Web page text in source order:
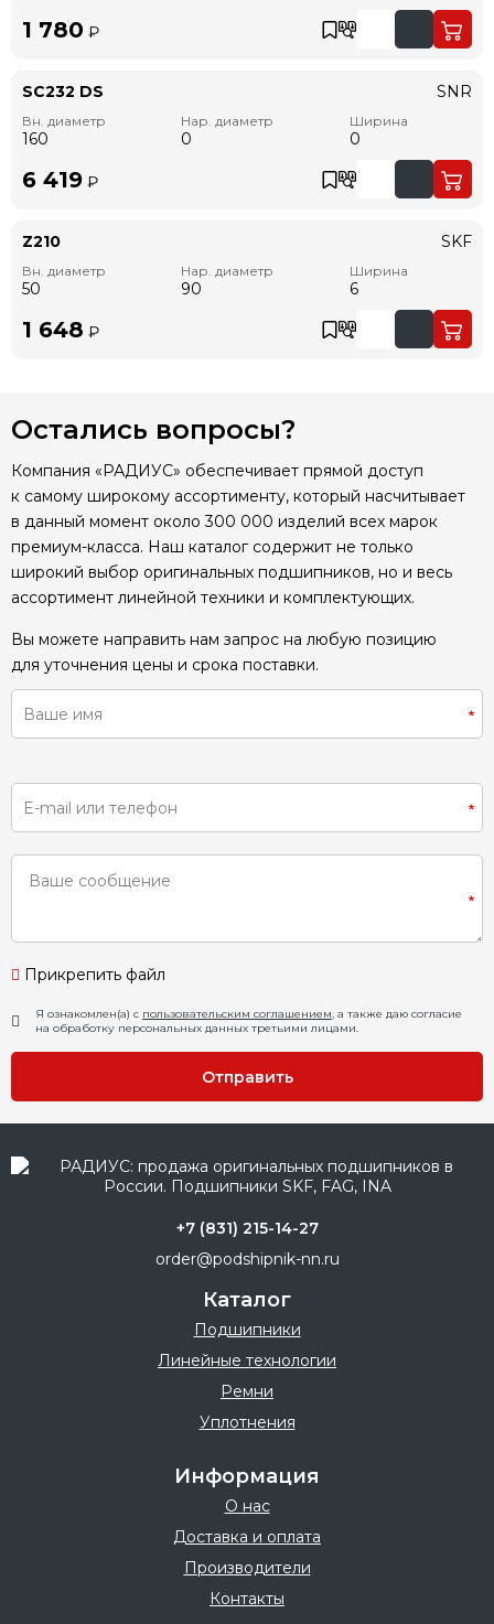
1 780 ₽
SC232 DS
Вн. диаметр
160
Нар. диаметр
0
Ширина
0
SNR
6 419 ₽
Z210
Вн. диаметр
50
Нар. диаметр
90
Ширина
6
SKF
1 648 ₽
Остались вопросы?
Компания «РАДИУС» обеспечивает прямой доступ
к самому широкому ассортименту, который насчитывает
в данный момент около 300 000 изделий всех марок
премиум-класса. Наш каталог содержит не только
широкий выбор оригинальных подшипников, но и весь
ассортимент линейной техники и комплектующих.
Вы можете направить нам запрос на любую позицию
для уточнения цены и срока поставки.
Прикрепить файл
Я ознакомлен(а) с пользовательским соглашением, а также даю согласие
на обработку персональных данных третьими лицами.
Отправить
+7 (831) 215-14-27
order@podshipnik-nn.ru
Каталог
Подшипники
Линейные технологии
Ремни
Уплотнения
Информация
О нас
Доставка и оплата
Производители
Контакты